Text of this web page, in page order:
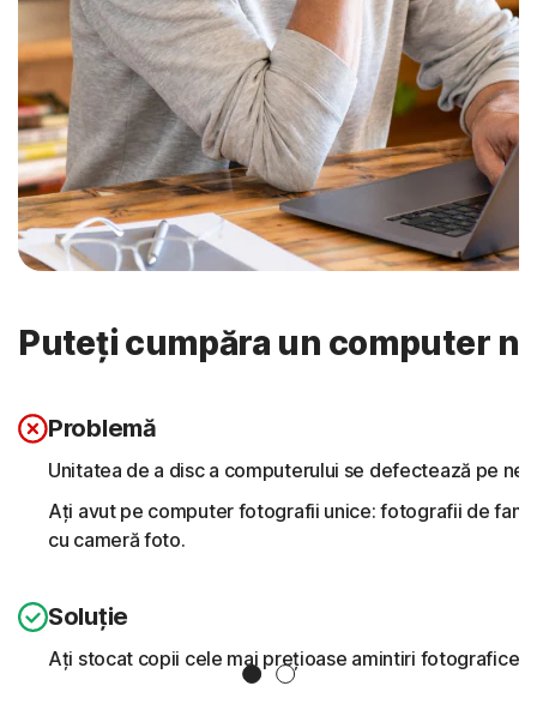
Puteți cumpăra un computer
Problemă
Unitatea de a disc a computerului se defectează pe
Ați avut pe computer fotografii unice: fotografii de
cu cameră foto.
Soluție
Ați stocat copii cele mai prețioase amintiri fotografice
Slide 1 Slide 2